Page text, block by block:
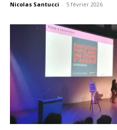
Nicolas Santucci - 5 février 2026